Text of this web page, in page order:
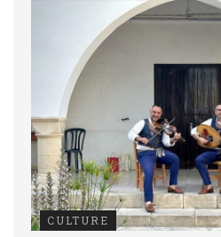
CULTURE